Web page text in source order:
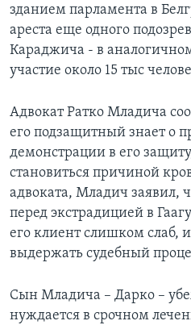
зданием парламента в
ареста еще одного
Караджича - в
участие около 15 тыс
Адвокат Ратко Младича
его подзащитный знает о
демонстрации в его
становиться причиной
адвоката, Младич заявил,
перед экстрадицией в
его клиент слишком слаб,
выдержать судебный
Сын Младича – Дарко –
нуждается в срочном